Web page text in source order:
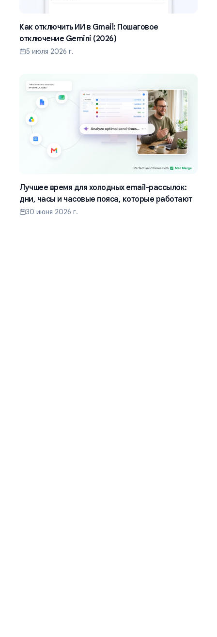
Как отключить ИИ в Gmail: Пошаговое
отключение Gemini (2026)
5 июля 2026 г.
Лучшее время для холодных email-рассылок:
дни, часы и часовые пояса, которые работают
30 июня 2026 г.